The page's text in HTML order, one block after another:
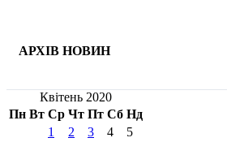
АРХІВ НОВИН
Квітень 2020
Пн Вт Ср Чт Пт Сб Нд
1
2 3 4
5